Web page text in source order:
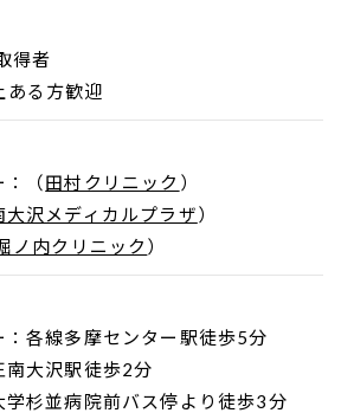
得者
ある方歓迎
：（田村クリニック ）
大沢メディカルプラザ）
ノ内クリニック ）
：各線多摩センター駅徒歩5分
南大沢駅徒歩2分
学杉並病院前バス停より徒歩3分